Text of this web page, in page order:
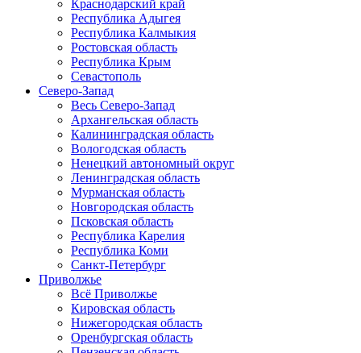
Краснодарский край
Республика Адыгея
Республика Калмыкия
Ростовская область
Республика Крым
Севастополь
Северо-Запад
Весь Северо-Запад
Архангельская область
Калининградская область
Вологодская область
Ненецкий автономный округ
Ленинградская область
Мурманская область
Новгородская область
Псковская область
Республика Карелия
Республика Коми
Санкт-Петербург
Приволжье
Всё Приволжье
Кировская область
Нижегородская область
Оренбургская область